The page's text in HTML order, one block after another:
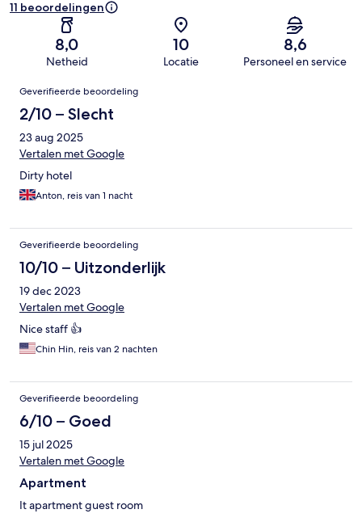
11 beoordelingen
8,0
Netheid
10
Locatie
8,6
Personeel en service
Beoordelingen
Geverifieerde beoordeling
2/10 – Slecht
23 aug 2025
Vertalen met Google
Dirty hotel
Anton, reis van 1 nacht
Geverifieerde beoordeling
10/10 – Uitzonderlijk
19 dec 2023
Vertalen met Google
Nice staff 👍
Chin Hin, reis van 2 nachten
Geverifieerde beoordeling
6/10 – Goed
15 jul 2025
Vertalen met Google
Apartment
It apartment guest room